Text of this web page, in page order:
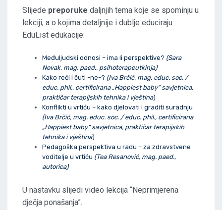
Slijede preporuke daljnjih tema koje se spominju u
lekciji, a o kojima detaljnije i dublje educiraju
EduList edukacije:
Međuljudski odnosi – ima li perspektive? (Sara
Novak, mag. paed., psihoterapeutkinja)
Kako reći i čuti -ne-? (Iva Brčić, mag. educ. soc. /
educ. phil., certificirana „Happiest baby“ savjetnica,
praktičar terapijskih tehnika i vještina)
Konflikti u vrtiću – kako djelovati i graditi suradnju
(Iva Brčić, mag. educ. soc. / educ. phil., certificirana
„Happiest baby“ savjetnica, praktičar terapijskih
tehnika i vještina)
Pedagoška perspektiva u radu – za zdravstvene
voditelje u vrtiću (Tea Resanović, mag. paed.,
autorica)
U nastavku slijedi video lekcija “Neprimjerena
dječja ponašanja”.